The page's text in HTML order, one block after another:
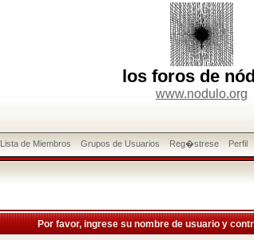
los foros de
www.nodulo.org
Lista de Miembros Grupos de Usuarios Reg�strese Perfil
Por favor, ingrese su nombre de usuario y